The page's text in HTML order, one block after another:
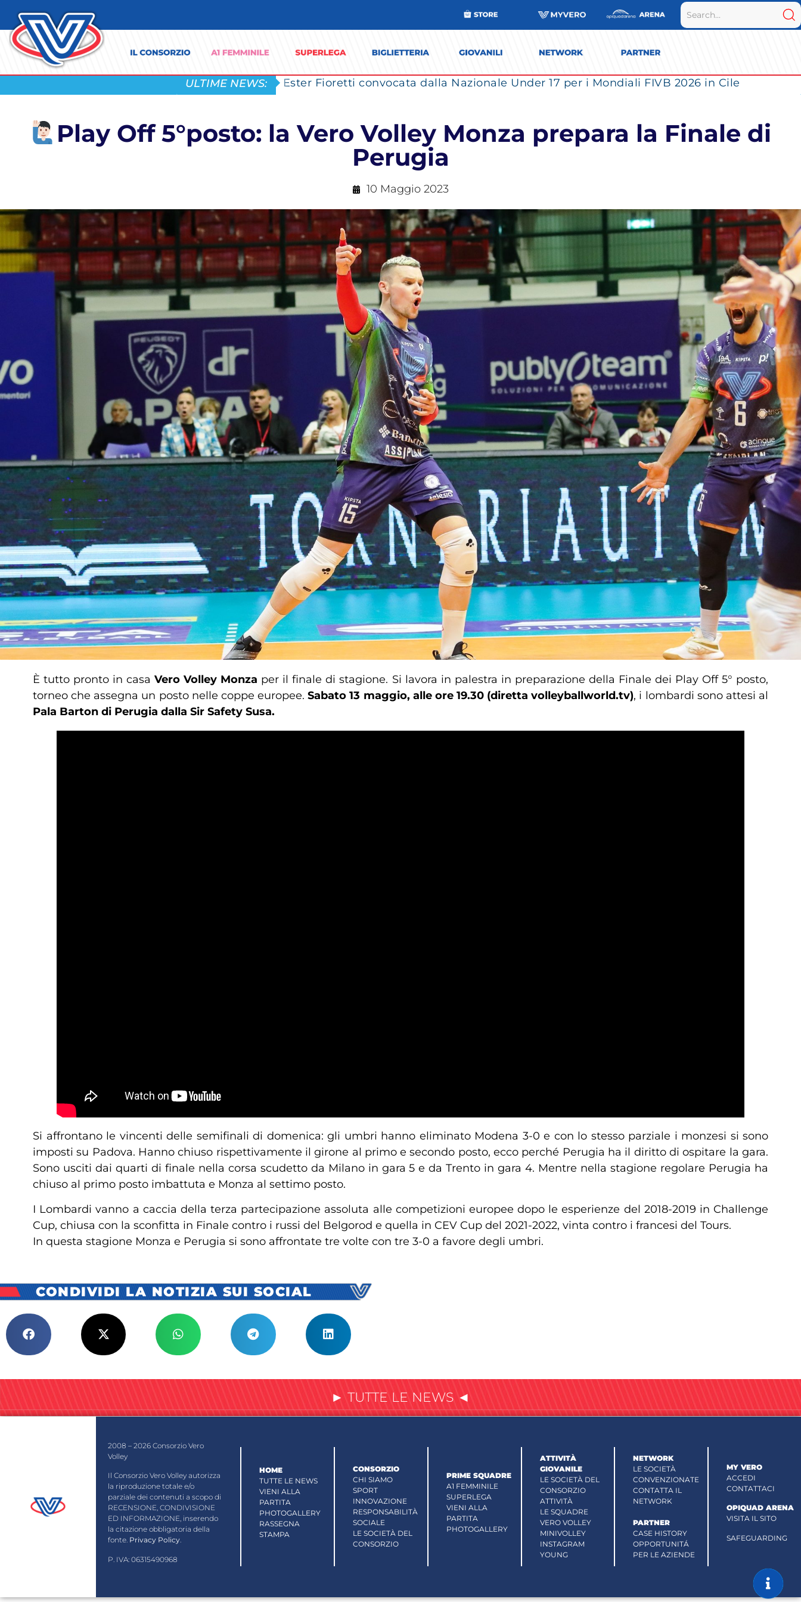
ULTIME NEWS: Ester Fioretti convocata dalla Nazionale Under 17 per i Mondiali FIVB 2026 in Cile
Play Off 5°posto: la Vero Volley Monza prepara la Finale di
Perugia
10 Maggio 2023
È tutto pronto in casa Vero Volley Monza per il finale di stagione. Si lavora in palestra in preparazione della Finale dei Play Off 5° posto,
torneo che assegna un posto nelle coppe europee.Sabato 13 maggio, alle ore 19.30 (diretta volleyballworld.tv), i lombardi sono attesi al
Pala Barton di Perugia dalla Sir Safety Susa.
Si affrontano le vincenti delle semifinali di domenica: gli umbri hanno eliminato Modena 3-0 e con lo stesso parziale i monzesi si sono
imposti su Padova. Hanno chiuso rispettivamente il girone al primo e secondo posto, ecco perché Perugia ha il diritto di ospitare la gara.
Sono usciti dai quarti di finale nella corsa scudetto da Milano in gara 5 e da Trento in gara 4. Mentre nella stagione regolare Perugia ha
chiuso al primo posto imbattuta e Monza al settimo posto.
I Lombardi vanno a caccia della terza partecipazione assoluta alle competizioni europee dopo le esperienze del 2018-2019 in Challenge
Cup, chiusa con la sconfitta in Finale contro i russi del Belgorod e quella in CEV Cup del 2021-2022, vinta contro i francesi del Tours.
In questa stagione Monza e Perugia si sono affrontate tre volte con tre 3-0 a favore degli umbri.
CONDIVIDI LA NOTIZIA SUI SOCIAL
► TUTTE LE NEWS ◄
2008 – 2026 Consorzio Vero
Volley
Il Consorzio Vero Volley autorizza
la riproduzione totale e/o
parziale dei contenuti a scopo di
RECENSIONE, CONDIVISIONE
ED INFORMAZIONE, inserendo
la citazione obbligatoria della
fonte. Privacy Policy.
P. IVA: 06315490968
HOME
TUTTE LE NEWS
VIENI ALLA
PARTITA
PHOTOGALLERY
RASSEGNA
STAMPA
CONSORZIO
CHI SIAMO
SPORT
INNOVAZIONE
RESPONSABILITÀ
SOCIALE
LE SOCIETÀ DEL
CONSORZIO
PRIME SQUADRE
A1 FEMMINILE
SUPERLEGA
VIENI ALLA
PARTITA
PHOTOGALLERY
ATTIVITÀ
GIOVANILE
LE SOCIETÀ DEL
CONSORZIO
ATTIVITÀ
LE SQUADRE
VERO VOLLEY
MINIVOLLEY
INSTAGRAM
YOUNG
NETWORK
LE SOCIETÀ
CONVENZIONATE
CONTATTA IL
NETWORK
PARTNER
CASE HISTORY
OPPORTUNITÁ
PER LE AZIENDE
MY VERO
ACCEDI
CONTATTACI
OPIQUAD ARENA
VISITA IL SITO
SAFEGUARDING